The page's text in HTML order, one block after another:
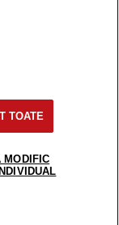
TOATE
MODIFIC